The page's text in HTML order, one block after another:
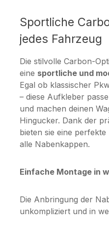
Sportliche
jedes Fahrzeug
Die stilvolle Carbon-
eine sportliche und
Egal ob klassischer
– diese Aufkleber
und machen deinen
Hingucker. Dank der
bieten sie eine
alle Nabenkappen.
Einfache Montage in
Die Anbringung der
unkompliziert und in